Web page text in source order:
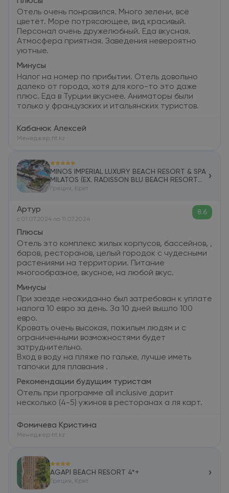
Отель очень понравился. Много зелени, всё
цветёт. Море потрясающее, вид красивый.
Персонал очень дружелюбный. Еда вкусная.
Атмосфера приятная. Заведения невероятно
уютные.
Минусы
Налог на номер по прибытии. Отель довольно
далеко от города, хотя для кого-то это даже
плюс. Еда в Турции вкуснее. Аниматоры были
только у французских и итальянских туристов.
Кабанюк Алексей
Менеджер ht.kz
MINOS IMPERIAL LUXURY BEACH RESORT & SPA
MILATOS (EX. RADISSON BLU BEACH RESORT
CRETE) 5*
Греция, Крит
›
Артур
c 01.07.2024 по 11.07.2024
8.6
Плюсы
Отель это комплекс жилых корпусов, бассейнов, ,
баров, ресторанов, целый городок с чудесными
растениями на территории. Питание
многообразное, вкусное, на любой вкус.
Минусы
При заезде неожиданно был затребован к уплате
налога 10 евро за день. За 10 дней вышло 100
евро.
Кровать очень высокая, пожилым людям и с
ограниченными возможностями будет
затруднительно.
Вход в воду на пляже по гальке, лучше иметь
тапочки для плавания .
Рекомендации будущим туристам
Отель при программе all inclusive дарит
несколько (4-5) ужинов в ресторанах а ля карт.
Фомичева Кристина
Менеджер ht.kz
AGAPI BEACH RESORT 4*+
Греция, Крит
›